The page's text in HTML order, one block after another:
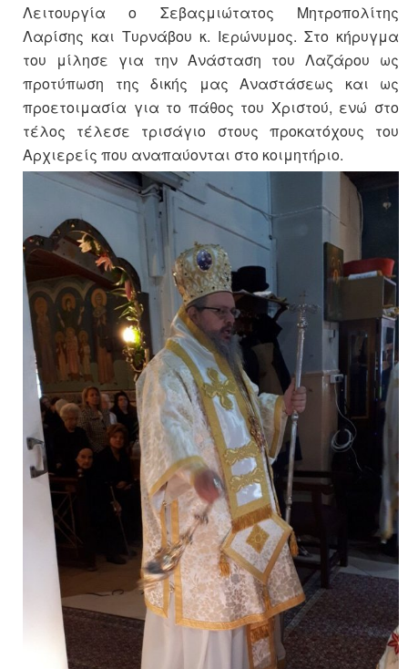
Λειτουργία ο Σεβαςμιώτατος Μητροπολίτης
Λαρίσης και Τυρνάβου κ. Ιερώνυμος. Στο κήρυγμα
του μίλησε για την Ανάσταση του Λαζάρου ως
προτύπωση της δικής μας Αναστάσεως και ως
προετοιμασία για το πάθος του Χριστού, ενώ στο
τέλος τέλεσε τρισάγιο στους προκατόχους του
Αρχιερείς που αναπαύονται στο κοιμητήριο.